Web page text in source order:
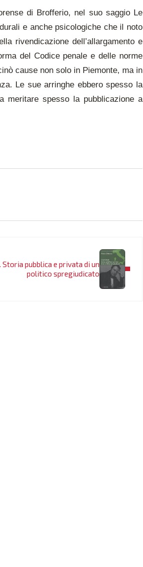
di Brofferio, nel suo saggio Le
e anche psicologiche che il noto
rivendicazione dell’allargamento e
del Codice penale e delle norme
cause non solo in Piemonte, ma in
Le sue arringhe ebbero spesso la
meritare spesso la pubblicazione a
Storia pubblica e privata di un
politico spregiudicato